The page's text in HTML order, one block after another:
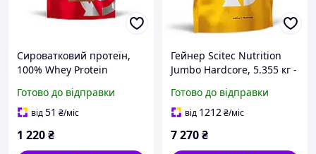
Сироватковий протеїн,
100% Whey Protein
Nutrition 500гр (Ваніль)
Готово до відправки
від51 ₴/міс
1 220₴
Гейнер Scitec Nutrition
Jumbo Hardcore, 5.355 кг -
Готово до відправки
від 1212₴/міс
7 270₴